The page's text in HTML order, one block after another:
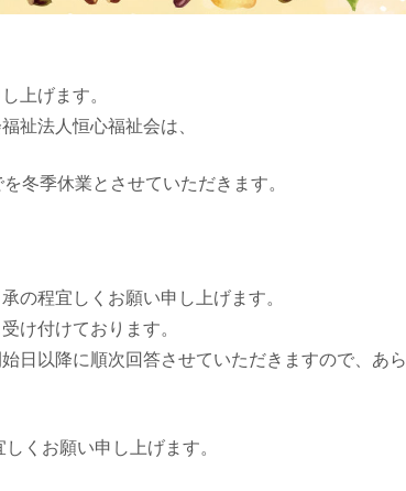
上げます。
祉法人恒心福祉会は、
冬季休業とさせていただきます。
の程宜しくお願い申し上げます。
け付けております。
日以降に順次回答させていただきますので、あら
くお願い申し上げます。